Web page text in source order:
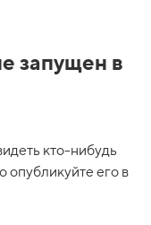
запущен в
кто-нибудь
опубликуйте его в